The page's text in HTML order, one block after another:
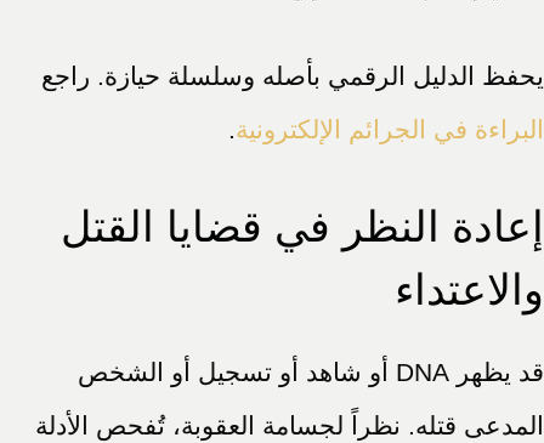
يحفظ الدليل الرقمي بأصله وسلسلة حيازة. راجع
البراءة في الجرائم الإلكترونية.
إعادة النظر في قضايا القتل
والاعتداء
قد يظهر DNA أو شاهد أو تسجيل أو الشخص
المدعى قتله. نظراً لجسامة العقوبة، تُفحص الأدلة